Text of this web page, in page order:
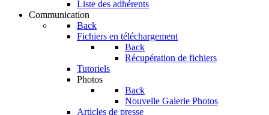
Liste des adhérents
Communication
Back
Fichiers en téléchargement
Back
Récupération de fichiers
Tutoriels
Photos
Back
Nouvelle Galerie Photos
Articles de presse